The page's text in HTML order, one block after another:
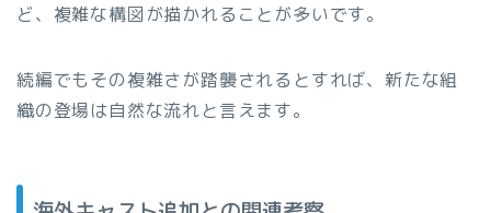
ど、複雑な構図が描かれることが多いです。
続編でもその複雑さが踏襲されるとすれば、新たな組
織の登場は自然な流れと言えます。